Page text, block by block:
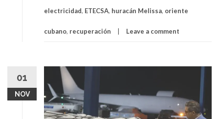
electricidad, ETECSA, huracán Melissa, oriente
cubano, recuperación Leave a comment
01
NOV